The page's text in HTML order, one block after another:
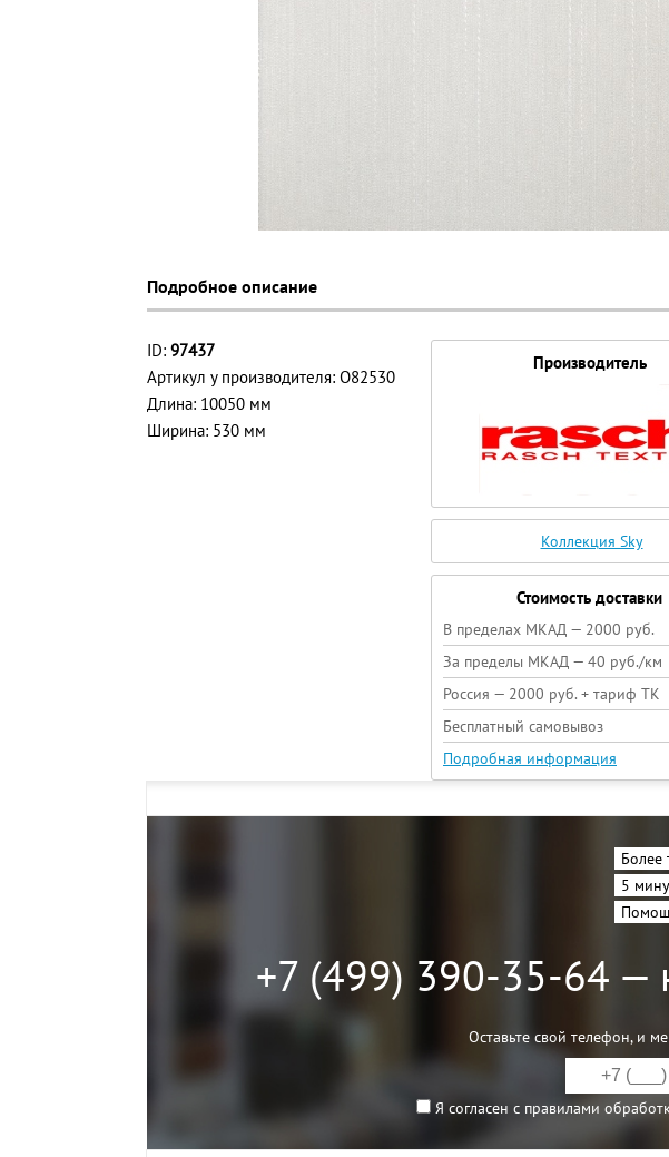
Подробное описание
ID: 97437
Артикул у производителя: O82530
Длина: 10050 мм
Ширина: 530 мм
Производитель
Коллекция Sky
Стоимость доставки
В пределах МКАД — 2000 руб.
За пределы МКАД — 40 руб./км
Россия — 2000 руб. + тариф ТК
Бесплатный самовывоз
Подробная информация
Более
5
+7 (499) 390-35-64 —
Оставьте свой телефон, и
Я согласен с правилами